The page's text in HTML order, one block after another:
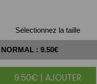
Sélectionnez la taille
9.50€ | AJOUTER